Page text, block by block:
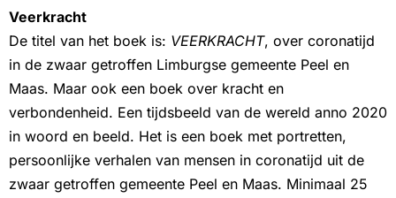
Veerkracht
De titel van het boek is: VEERKRACHT, over coronatijd
in de zwaar getroffen Limburgse gemeente Peel en
Maas. Maar ook een boek over kracht en
verbondenheid. Een tijdsbeeld van de wereld anno 2020
in woord en beeld. Het is een boek met portretten,
persoonlijke verhalen van mensen in coronatijd uit de
zwaar getroffen gemeente Peel en Maas. Minimaal 25